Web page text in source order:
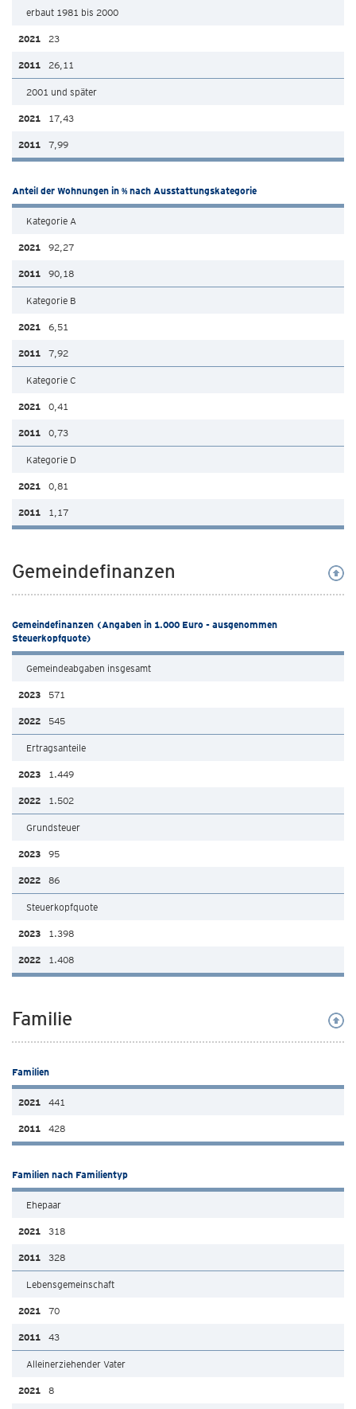
erbaut 1981 bis 2000
23
26,11
2001 und später
17,43
7,99
Anteil der Wohnungen in % nach Ausstattungskategorie
Kategorie A
92,27
90,18
Kategorie B
6,51
7,92
Kategorie C
0,41
0,73
Kategorie D
0,81
1,17
Gemeindefinanzen
Gemeindefinanzen (Angaben in 1.000 Euro - ausgenommen
Steuerkopfquote)
Gemeindeabgaben insgesamt
571
545
Ertragsanteile
1.449
1.502
Grundsteuer
95
86
Steuerkopfquote
1.398
1.408
Familie
Familien
441
428
Familien nach Familientyp
Ehepaar
318
328
Lebensgemeinschaft
70
43
Alleinerziehender Vater
8